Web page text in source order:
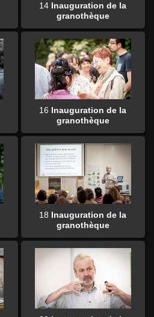
14 Inauguration de la
granothèque
16 Inauguration de la
granothèque
18 Inauguration de la
granothèque